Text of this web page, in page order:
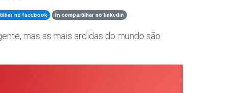
no facebook compartilhar no linkedin
mas as mais ardidas do mundo são